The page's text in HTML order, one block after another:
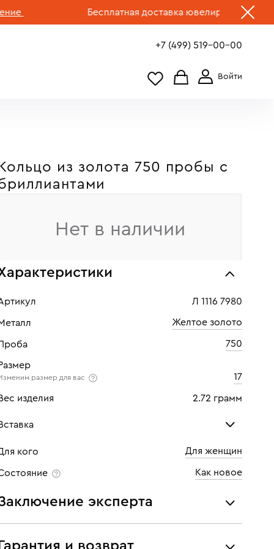
Бесплатная доставка ювелирных изделий по
+7 (499) 519-00-00
Кольцо из золота 750 пробы с
Нет в наличии
Л 1116 7980
Желтое золото
750
размер для вас 17
изделия 2.72 грамм
Бриллиант
Количество 1 шт
Каратность 0,05
кого Для женщин
Как новое
эксперта
украшения проходят экспертизу подлинности и
характеристикам ювелирных изделий,
Гарантия и возврат